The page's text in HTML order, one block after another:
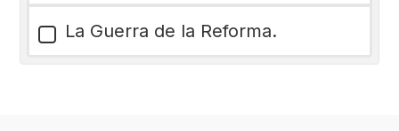
La Guerra de la Reforma.